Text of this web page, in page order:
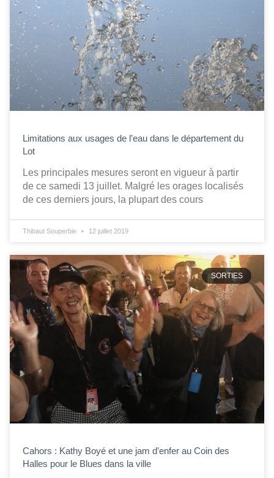
Limitations aux usages de l’eau dans le département du
Lot
Les principales mesures seront en vigueur à partir
de ce samedi 13 juillet. Malgré les orages localisés
de ces derniers jours, la plupart des cours
Thibaut Souperbie 12 juillet 2019
SORTIES
Cahors : Kathy Boyé et une jam d’enfer au Coin des
Halles pour le Blues dans la ville